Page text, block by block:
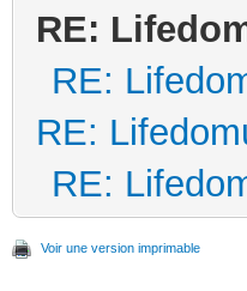
RE:
RE:
RE:
RE:
Voir une version imprimable